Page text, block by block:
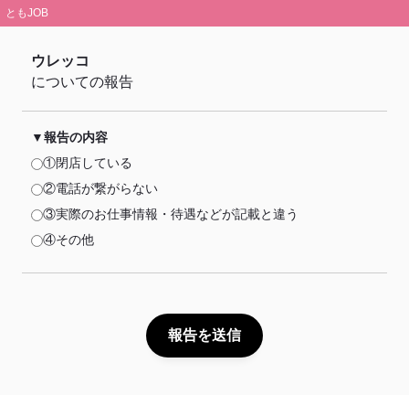
ともJOB
ウレッコ
についての報告
報告の内容
①閉店している
②電話が繋がらない
③実際のお仕事情報・待遇などが記載と違う
④その他
報告を送信